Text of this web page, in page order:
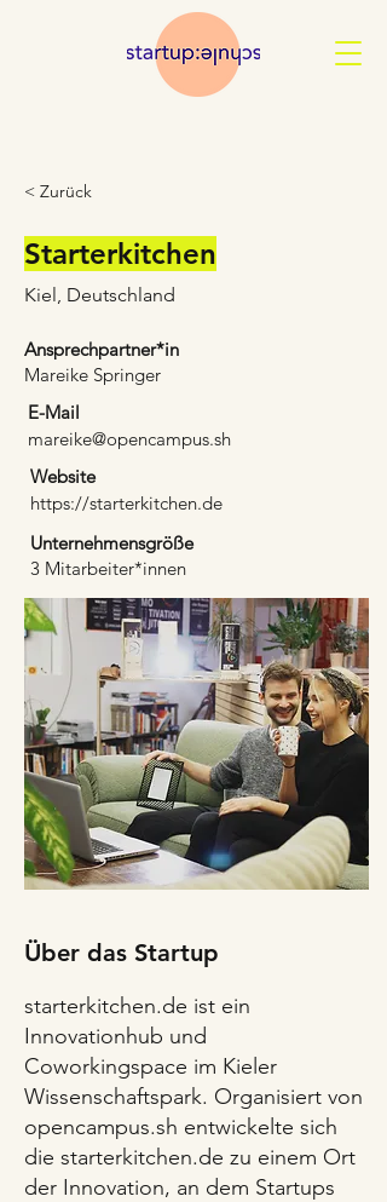
< Zurück
Starterkitchen
Kiel, Deutschland
Ansprechpartner*in
Mareike Springer
E-Mail
mareike@opencampus.sh
Website
https://starterkitchen.de
Unternehmensgröße
3 Mitarbeiter*innen
Über das Startup
starterkitchen.de ist ein
Innovationhub und
Coworkingspace im Kieler
Wissenschaftspark. Organisiert von
opencampus.sh entwickelte sich
die starterkitchen.de zu einem Ort
der Innovation, an dem Startups